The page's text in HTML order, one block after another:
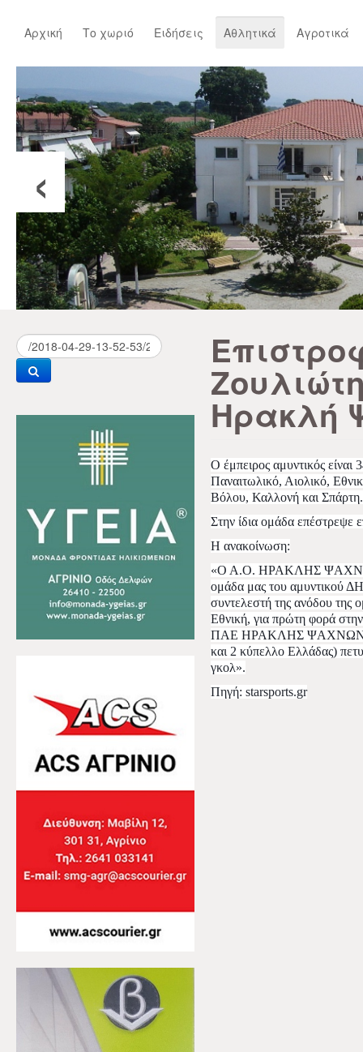
Αρχική Το χωριό Ειδήσεις Αθλητικά Αγροτικά
‹
Ηρακλή
Ο έμπειρος αμυντικός είναι
Παναιτωλικό, Αιολικό,
Βόλου, Καλλονή και Σπάρτη.
Στην ίδια ομάδα επέστρεψε
Η ανακοίνωση:
«Ο Α.Ο. ΗΡΑΚΛΗΣ ΨΑΧΝΩΝ
ομάδα μας του
συντελεστή της ανόδου της
Εθνική, για πρώτη φορά στην
ΠΑΕ ΗΡΑΚΛΗΣ ΨΑΧΝΩΝ 93
και 2 κύπελλο Ελλάδας)
γκολ».
Πηγή: starsports.gr